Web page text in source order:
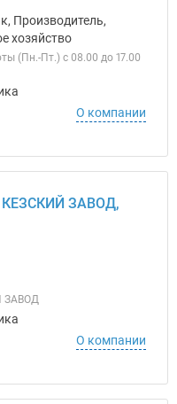
Производитель,
хозяйство
(Пн.-Пт.) с 08.00 до 17.00
О компании
ЗАВОД,
ЗАВОД
О компании